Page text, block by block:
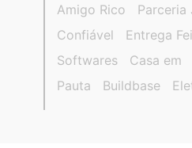
Amigo Rico Parceria
Confiável
Entrega
Softwares
Casa em
Pauta
Buildbase